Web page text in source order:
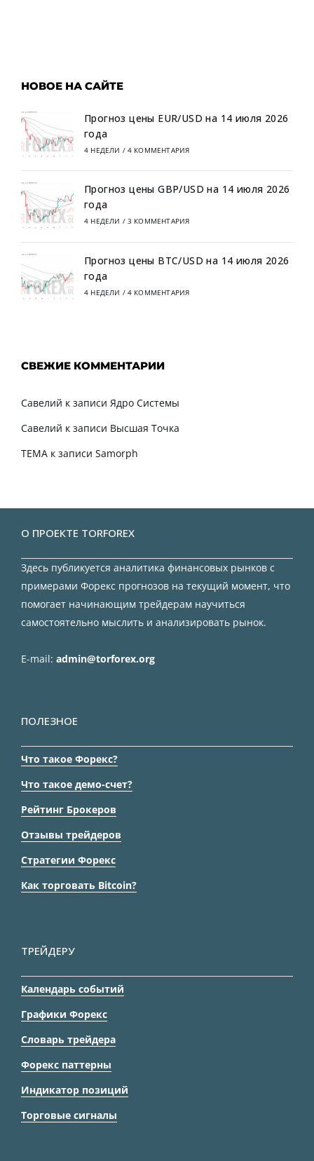
НОВОЕ НА САЙТЕ
Прогноз цены EUR/USD на 14 июля 2026
года
4 НЕДЕЛИ / 4 КОММЕНТАРИЯ
Прогноз цены GBP/USD на 14 июля 2026
года
4 НЕДЕЛИ / 3 КОММЕНТАРИЯ
Прогноз цены BTC/USD на 14 июля 2026
года
4 НЕДЕЛИ / 4 КОММЕНТАРИЯ
СВЕЖИЕ КОММЕНТАРИИ
Савелий к записи Ядро Системы
Савелий к записи Высшая Точка
TEMA к записи Samorph
О ПРОЕКТЕ TORFOREX
Здесь публикуется аналитика финансовых рынков с
примерами Форекс прогнозов на текущий момент, что
помогает начинающим трейдерам научиться
самостоятельно мыслить и анализировать рынок.
E-mail: admin@torforex.org
ПОЛЕЗНОЕ
Что такое Форекс?
Что такое демо-счет?
Рейтинг Брокеров
Отзывы трейдеров
Стратегии Форекс
Как торговать Bitcoin?
ТРЕЙДЕРУ
Календарь событий
Графики Форекс
Словарь трейдера
Форекс паттерны
Индикатор позиций
Торговые сигналы